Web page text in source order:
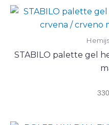
STABILO palette gel